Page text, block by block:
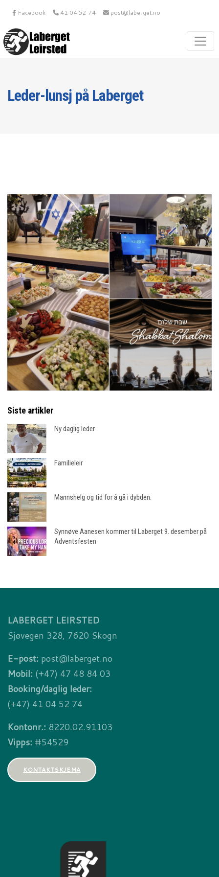
Facebook 41 04 52 74 post@laberget.no
Leder-lunsj på Laberget
Siste artikler
Ny daglig leder
Familieleir
Mannshelg og tid for å gå i dybden.
Synnøve Aanesen kommer til Laberget 9. desember på
Adventsfesten
LABERGET LEIRSTED
Sjøvegen 328, 7620 Skogn
E-post: post@laberget.no
Mobil: (+47) 47 48 84 03
Booking/daglig leder:
(+47) 41 04 52 74
Kontonr.: 8220.02.91103
Vipps: #54529
KONTAKTSKJEMA